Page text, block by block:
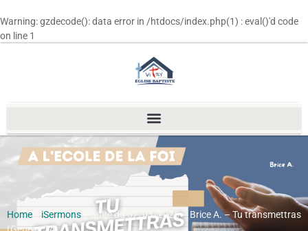
Warning: gzdecode(): data error in /htdocs/index.php(1) : eval()'d code
on line 1
Home iSermons
Culte du 02/03/2025 – Brice A. – Tu transmettras